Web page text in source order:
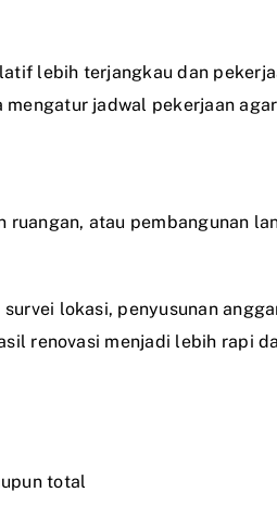
lebih terjangkau dan
jadwal pekerjaan
atau pembangunan
lokasi, penyusunan
renovasi menjadi lebih rapi
total